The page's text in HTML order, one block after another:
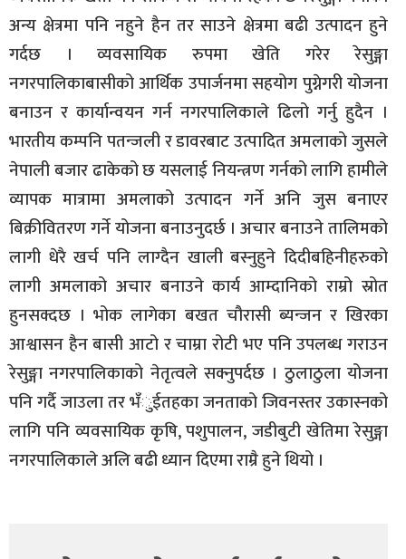
अन्य क्षेत्रमा पनि नहुने हैन तर साउने क्षेत्रमा बढी उत्पादन हुने
गर्दछ । व्यवसायिक रुपमा खेति गरेर रेसुङ्गा
नगरपालिकाबासीको आर्थिक उपार्जनमा सहयोग पुग्नेगरी योजना
बनाउन र कार्यान्वयन गर्न नगरपालिकाले ढिलो गर्नु हुदैन ।
भारतीय कम्पनि पतन्जली र डावरबाट उत्पादित अमलाको जुसले
नेपाली बजार ढाकेको छ यसलाई नियन्त्रण गर्नको लागि हामीले
व्यापक मात्रामा अमलाको उत्पादन गर्ने अनि जुस बनाएर
बिक्रीवितरण गर्ने योजना बनाउनुदर्छ । अचार बनाउने तालिमको
लागी धेरै खर्च पनि लाग्दैन खाली बस्नुहुने दिदीबहिनीहरुको
लागी अमलाको अचार बनाउने कार्य आम्दानिको राम्रो स्रोत
हुनसक्दछ । भोक लागेका बखत चौरासी ब्यन्जन र खिरका
आश्वासन हैन बासी आटो र चाम्रा रोटी भए पनि उपलब्ध गराउन
रेसुङ्गा नगरपालिकाको नेतृत्वले सक्नुपर्दछ । ठुलाठुला योजना
पनि गर्दै जाउला तर भँुईतहका जनताको जिवनस्तर उकास्नको
लागि पनि व्यवसायिक कृषि, पशुपालन, जडीबुटी खेतिमा रेसुङ्गा
नगरपालिकाले अलि बढी ध्यान दिएमा राम्रै हुने थियो ।